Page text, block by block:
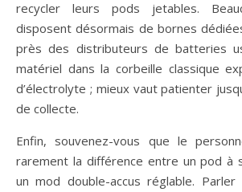
recycler leurs pods jetables.
disposent désormais de bornes
près des distributeurs de batteries
matériel dans la corbeille classique
d’électrolyte ; mieux vaut patienter
de collecte.
Enfin, souvenez-vous que le
rarement la différence entre un pod à
un mod double-accus réglable.